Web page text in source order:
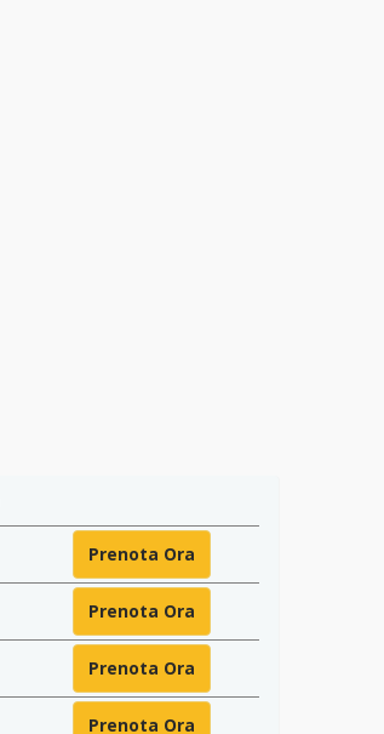
Prenota Ora
Prenota Ora
Prenota Ora
Prenota Ora